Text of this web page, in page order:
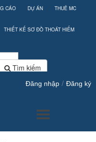
CÁO DỰ ÁN THUÊ MC
THIẾT KẾ SƠ ĐỒ THOÁT HIỂM
Tìm kiếm
Đăng nhập / Đăng ký